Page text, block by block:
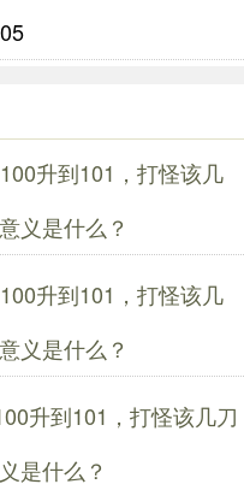
升到101，打怪该几
义是什么？
升到101，打怪该几
义是什么？
升到101，打怪该几刀
是什么？